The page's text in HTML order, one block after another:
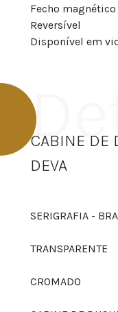
Fecho magnético
Reversível
Disponível em
CABINE DE
DEVA
SERIGRAFIA -
TRANSPARENTE
CROMADO